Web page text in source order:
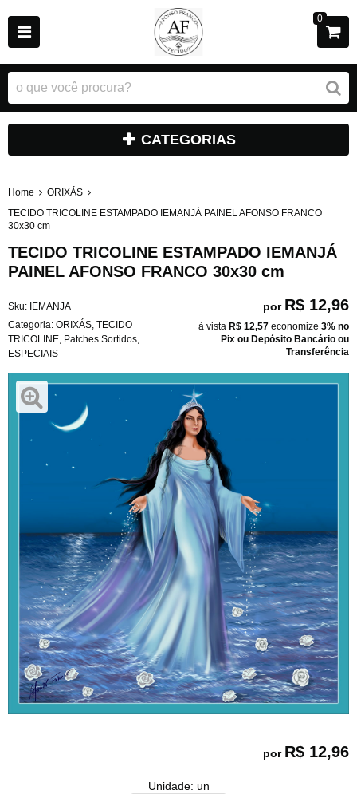
0
CATEGORIAS
Home
ORIXÁS
TECIDO TRICOLINE ESTAMPADO IEMANJÁ PAINEL AFONSO FRANCO
30x30 cm
TECIDO TRICOLINE ESTAMPADO IEMANJÁ
PAINEL AFONSO FRANCO 30x30 cm
Sku: IEMANJA
Categoria: ORIXÁS TECIDO
TRICOLINE Patches Sortidos
ESPECIAIS
por R$ 12,96
à vista R$ 12,57 economize 3% no
Pix ou Depósito Bancário ou
Transferência
por R$ 12,96
Unidade: un